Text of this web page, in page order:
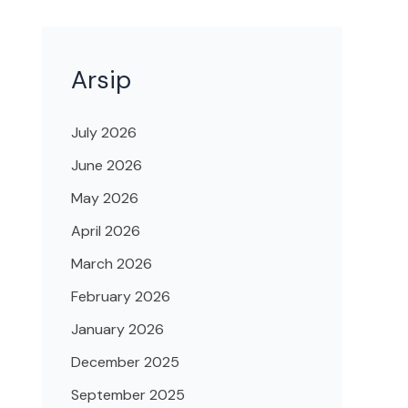
Arsip
July 2026
June 2026
May 2026
April 2026
March 2026
February 2026
January 2026
December 2025
September 2025